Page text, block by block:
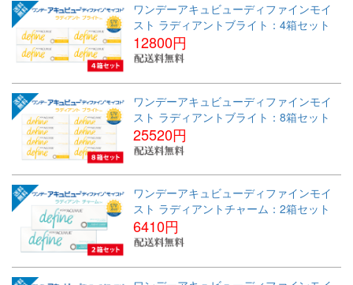
ワンデーアキュビューディファインモイ
スト ラディアントブライト：4箱セット
12800円
ワンデーアキュビューディファインモイ
スト ラディアントブライト：8箱セット
25520円
ワンデーアキュビューディファインモイ
スト ラディアントチャーム：2箱セット
6410円